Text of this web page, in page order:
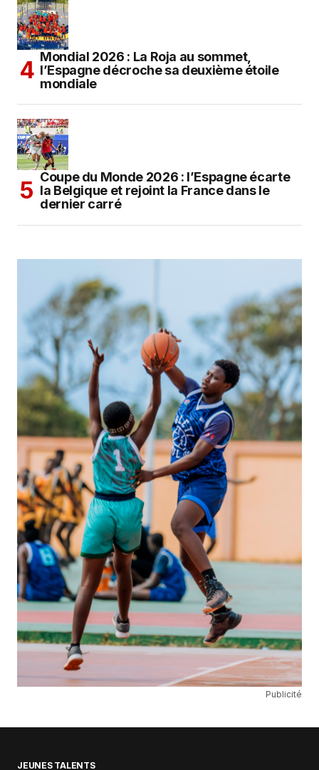
Mondial 2026 : La Roja au sommet,
l’Espagne décroche sa deuxième étoile
mondiale
Coupe du Monde 2026 : l’Espagne écarte
la Belgique et rejoint la France dans le
dernier carré
Publicité
JEUNES TALENTS